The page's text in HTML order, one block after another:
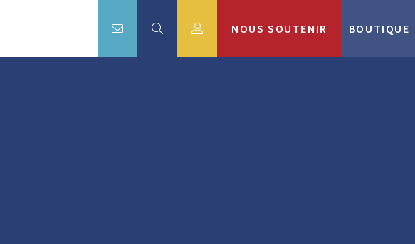
NOUS SOUTENIR BOUTIQUE